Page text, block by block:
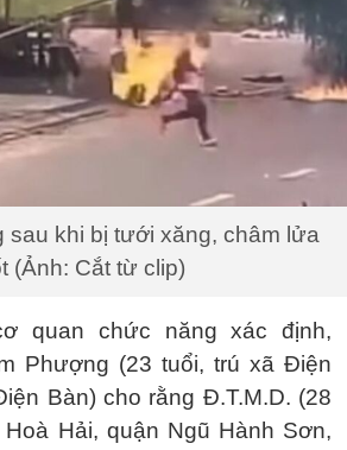
sau khi bị tưới xăng, châm lửa
(Ảnh: Cắt từ clip)
quan chức năng xác định,
Phượng (23 tuổi, trú xã Điện
Bàn) cho rằng Đ.T.M.D. (28
Hải, quận Ngũ Hành Sơn,